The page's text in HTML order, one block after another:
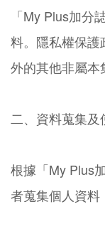
「My Plus加分
料。隱私權保護
外的其他非屬本
二、資料蒐集及
根據「My Plus
者蒐集個人資料